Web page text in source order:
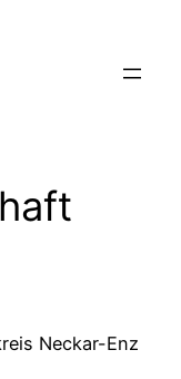
Neckar-Enz